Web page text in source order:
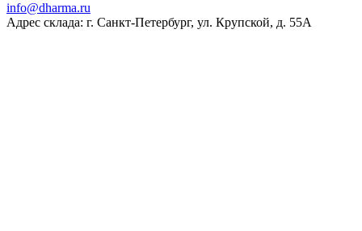
ur.amrahd@ofni
Адрес склада: г. Санкт-Петербург, ул. Крупской, д. 55А